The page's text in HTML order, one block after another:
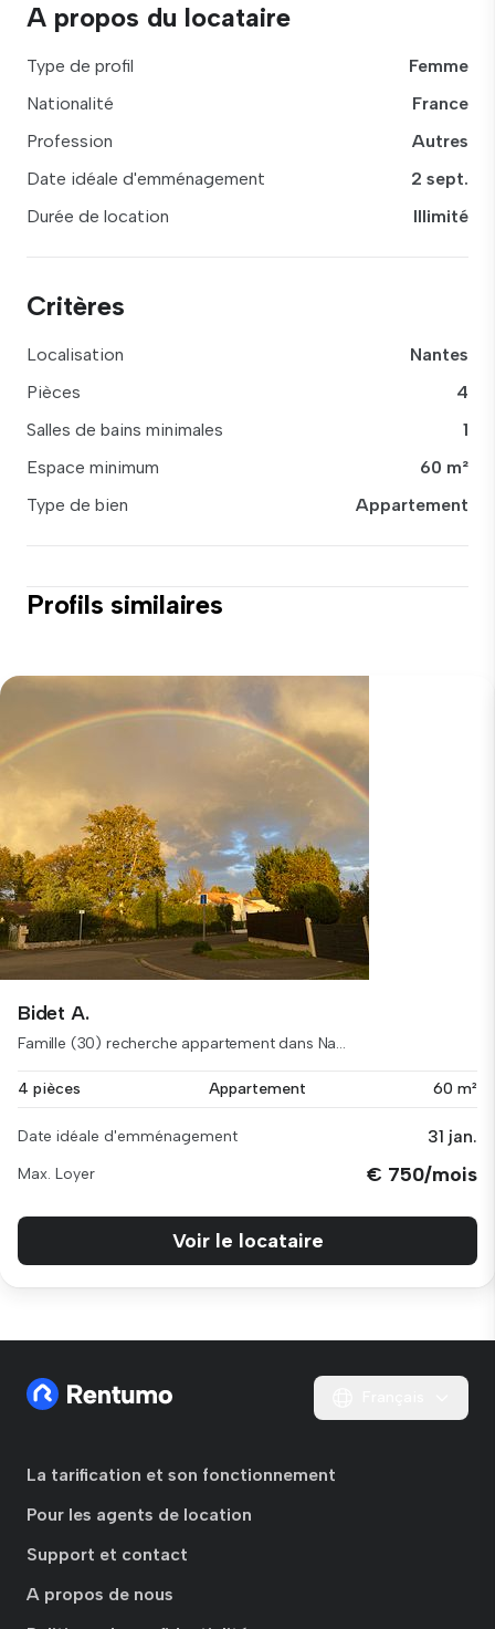
A propos du locataire
Type de profil
Femme
Nationalité
France
Profession
Autres
Date idéale d'emménagement
2 sept.
Durée de location
Illimité
Critères
Localisation
Nantes
Pièces
4
Salles de bains minimales
1
Espace minimum
60 m²
Type de bien
Appartement
Profils similaires
Bidet A.
Famille (30) recherche appartement dans Na...
4 pièces Appartement 60 m²
Date idéale d'emménagement 31 jan.
Max. Loyer € 750/mois
Voir le locataire
La tarification et son fonctionnement
Pour les agents de location
Support et contact
A propos de nous